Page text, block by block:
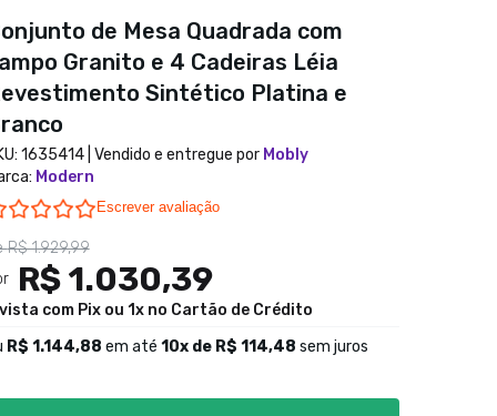
de Mesa Quadrada com
Granito e 4 Cadeiras Léia
Sintético Platina e
1635414| Vendido e entregue por Mobly
: Modern
0.0 star rating
Escrever avaliação
R$ 1.929,99
R$ 1.030,39
com Pix ou 1x no Cartão de Crédito
R$ 1.144,88 em até 10x de R$ 114,48 sem juros